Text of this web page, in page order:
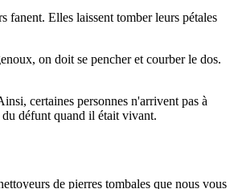
fanent. Elles laissent tomber leurs pétales
on doit se pencher et courber le dos.
certaines personnes n'arrivent pas à
défunt quand il était vivant.
de pierres tombales que nous vous